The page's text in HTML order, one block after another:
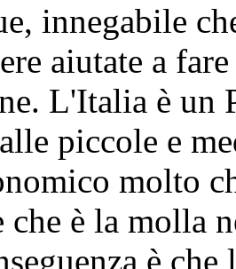
innegabile
aiutate a
L'Italia è un
piccole e
molto
è la molla
è